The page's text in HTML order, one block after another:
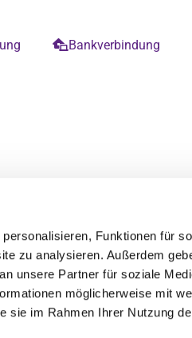
Funktionen für
zu analysieren. Außerdem
unsere Partner für soziale
möglicherweise mit
sie im Rahmen Ihrer Nutzung
Bankverbindung